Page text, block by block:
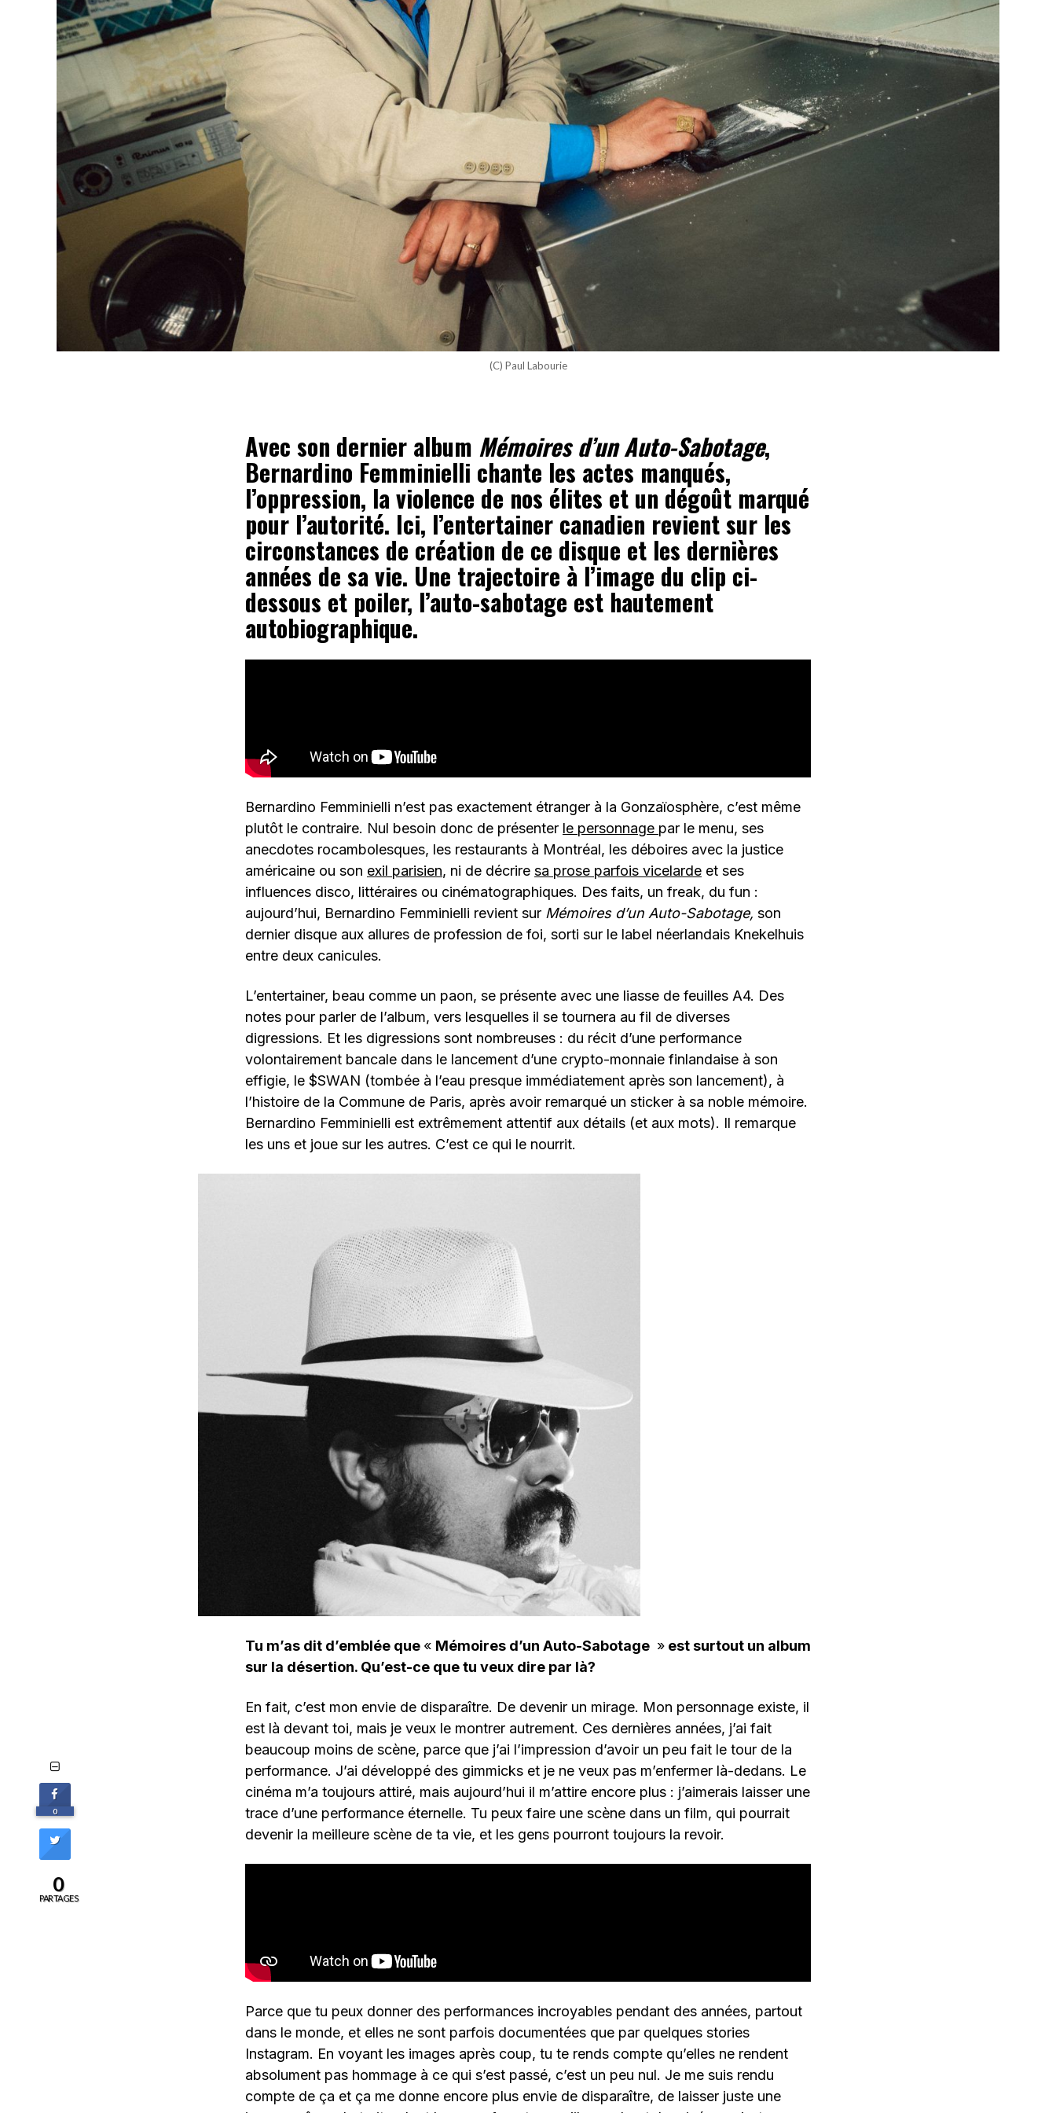
(C) Paul Labourie
Avec son dernier album Mémoires d’un Auto-Sabotage,
Bernardino Femminielli chante les actes manqués,
l’oppression, la violence de nos élites et un dégoût marqué
pour l’autorité. Ici, l’entertainer canadien revient sur les
circonstances de création de ce disque et les dernières
années de sa vie. Une trajectoire à l’image du clip ci-
dessous et poiler, l’auto-sabotage est hautement
autobiographique.
Bernardino Femminielli n’est pas exactement étranger à la Gonzaïosphère, c’est même
plutôt le contraire. Nul besoin donc de présenter le personnage par le menu, ses
anecdotes rocambolesques, les restaurants à Montréal, les déboires avec la justice
américaine ou son exil parisien, ni de décrire sa prose parfois vicelarde et ses
influences disco, littéraires ou cinématographiques. Des faits, un freak, du fun :
aujourd’hui, Bernardino Femminielli revient sur Mémoires d’un Auto-Sabotage, son
dernier disque aux allures de profession de foi, sorti sur le label néerlandais Knekelhuis
entre deux canicules.
L’entertainer, beau comme un paon, se présente avec une liasse de feuilles A4. Des
notes pour parler de l’album, vers lesquelles il se tournera au fil de diverses
digressions. Et les digressions sont nombreuses : du récit d’une performance
volontairement bancale dans le lancement d’une crypto-monnaie finlandaise à son
effigie, le $SWAN (tombée à l’eau presque immédiatement après son lancement), à
l’histoire de la Commune de Paris, après avoir remarqué un sticker à sa noble mémoire.
Bernardino Femminielli est extrêmement attentif aux détails (et aux mots). Il remarque
les uns et joue sur les autres. C’est ce qui le nourrit.
Tu m’as dit d’emblée que « Mémoires d’un Auto-Sabotage » est surtout un album
sur la désertion. Qu’est-ce que tu veux dire par là?
En fait, c’est mon envie de disparaître. De devenir un mirage. Mon personnage existe, il
est là devant toi, mais je veux le montrer autrement. Ces dernières années, j’ai fait
beaucoup moins de scène, parce que j’ai l’impression d’avoir un peu fait le tour de la
performance. J’ai développé des gimmicks et je ne veux pas m’enfermer là-dedans. Le
cinéma m’a toujours attiré, mais aujourd’hui il m’attire encore plus : j’aimerais laisser une
trace d’une performance éternelle. Tu peux faire une scène dans un film, qui pourrait
devenir la meilleure scène de ta vie, et les gens pourront toujours la revoir.
Parce que tu peux donner des performances incroyables pendant des années, partout
dans le monde, et elles ne sont parfois documentées que par quelques stories
Instagram. En voyant les images après coup, tu te rends compte qu’elles ne rendent
absolument pas hommage à ce qui s’est passé, c’est un peu nul. Je me suis rendu
compte de ça et ça me donne encore plus envie de disparaître, de laisser juste une
0
0
PARTAGES